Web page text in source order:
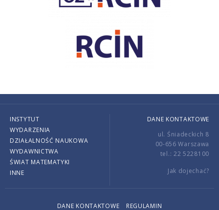
INSTYTUT
WYDARZENIA
DZIAŁALNOŚĆ NAUKOWA
WYDAWNICTWA
ŚWIAT MATEMATYKI
INNE
DANE KONTAKTOWE
ul. Śniadeckich 8
00-656 Warszawa
tel.: 22 5228100
Jak dojechać?
DANE KONTAKTOWE REGULAMIN